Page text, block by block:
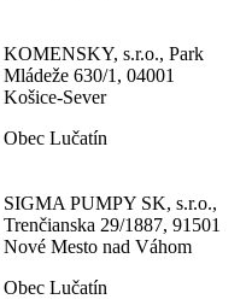
KOMENSKY, s.r.o., Park
Mládeže 630/1, 04001
Košice-Sever
Obec Lučatín
SIGMA PUMPY SK, s.r.o.,
Trenčianska 29/1887, 91501
Nové Mesto nad Váhom
Obec Lučatín